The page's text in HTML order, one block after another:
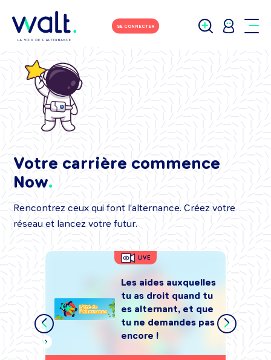
SE CONNECTER
Votre carrière commence
Now
Rencontrez ceux qui font l’alternance. Créez votre
réseau et lancez votre futur.
LIVE
Les aides auxquelles
tu as droit quand tu
es alternant, et que
tu ne demandes pas
encore !